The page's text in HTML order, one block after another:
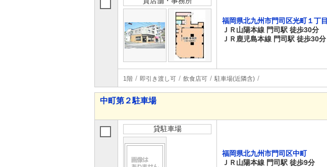
福岡県北九州市門司区光町１丁目
ＪＲ山陽本線 門司駅 徒歩30分
ＪＲ鹿児島本線 門司駅 徒歩30分
1階 即引き渡し可 飲食店可 駐車場(近隣含)
中町第２駐車場
貸駐車場
福岡県北九州市門司区中町
ＪＲ山陽本線 門司駅 徒歩9分